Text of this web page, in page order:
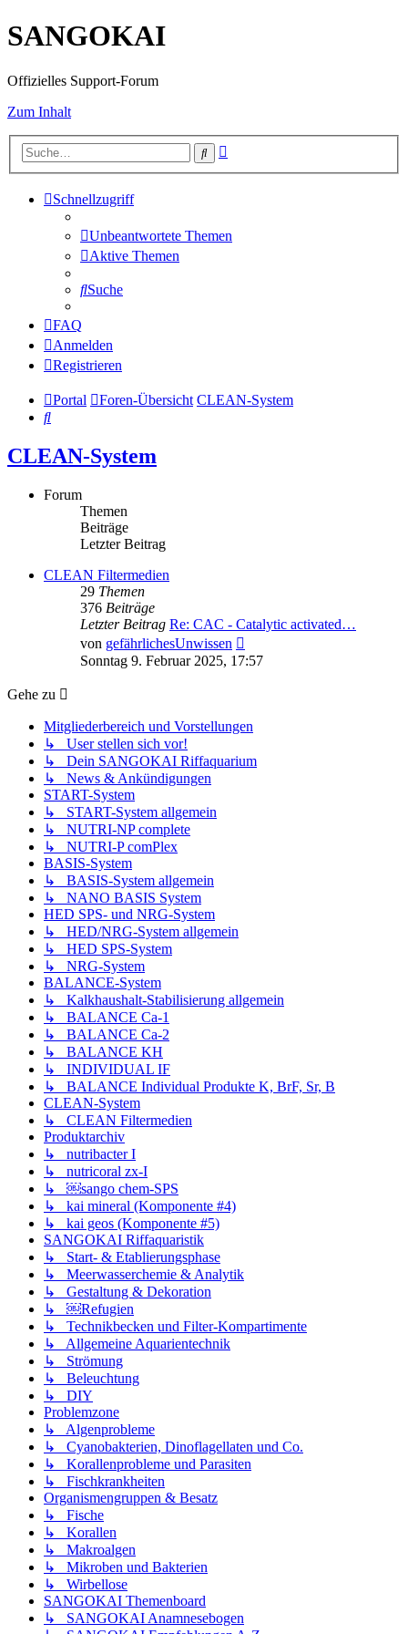
SANGOKAI
Offizielles Support-Forum
Zum Inhalt
Suche
Schnellzugriff
Unbeantwortete Themen
Aktive Themen
Suche
FAQ
Anmelden
Registrieren
Portal Foren-Übersicht CLEAN-System
Suche
CLEAN-System
Forum
Themen
Beiträge
Letzter Beitrag
CLEAN Filtermedien
29 Themen
376 Beiträge
Letzter Beitrag Re: CAC - Catalytic activated…
von gefährlichesUnwissen
Beitrag
Sonntag 9. Februar 2025, 17:57
Gehe zu
Mitgliederbereich und Vorstellungen
↳ User stellen sich vor!
↳ Dein SANGOKAI Riffaquarium
↳ News & Ankündigungen
START-System
↳ START-System allgemein
↳ NUTRI-NP complete
↳ NUTRI-P comPlex
BASIS-System
↳ BASIS-System allgemein
↳ NANO BASIS System
HED SPS- und NRG-System
↳ HED/NRG-System allgemein
↳ HED SPS-System
↳ NRG-System
BALANCE-System
↳ Kalkhaushalt-Stabilisierung allgemein
↳ BALANCE Ca-1
↳ BALANCE Ca-2
↳ BALANCE KH
↳ INDIVIDUAL IF
↳ BALANCE Individual Produkte K, BrF, Sr, B
CLEAN-System
↳ CLEAN Filtermedien
Produktarchiv
↳ nutribacter I
↳ nutricoral zx-I
↳ ￼sango chem-SPS
↳ kai mineral (Komponente #4)
↳ kai geos (Komponente #5)
SANGOKAI Riffaquaristik
↳ Start- & Etablierungsphase
↳ Meerwasserchemie & Analytik
↳ Gestaltung & Dekoration
↳ ￼Refugien
↳ Technikbecken und Filter-Kompartimente
↳ Allgemeine Aquarientechnik
↳ Strömung
↳ Beleuchtung
↳ DIY
Problemzone
↳ Algenprobleme
↳ Cyanobakterien, Dinoflagellaten und Co.
↳ Korallenprobleme und Parasiten
↳ Fischkrankheiten
Organismengruppen & Besatz
↳ Fische
↳ Korallen
↳ Makroalgen
↳ Mikroben und Bakterien
↳ Wirbellose
SANGOKAI Themenboard
↳ SANGOKAI Anamnesebogen